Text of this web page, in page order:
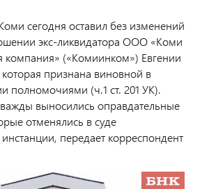
сегодня оставил без изменений
экс-ликвидатора ООО «Коми
компания» («Комиинком») Евгении
признана виновной в
полномочиями (ч.1 ст. 201 УК).
выносились оправдательные
отменялись в суде
передает корреспондент